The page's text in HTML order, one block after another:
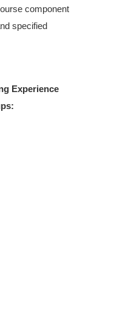
component
specified
Experience